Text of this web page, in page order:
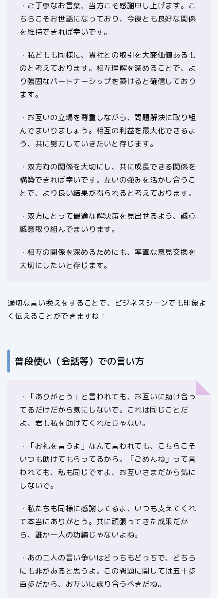
・ご丁寧なお言葉、当方こそ感謝申し上げます。こ
ちらこそお世話になっており、今後とも良好な関係
を維持できれば幸いです。
・私どもも同様に、貴社との取引を大変価値あるも
のと考えております。相互理解を深めることで、よ
り強固なパートナーシップを築けると確信しており
ます。
・お互いの立場を尊重しながら、問題解決に取り組
んでまいりましょう。相互の利益を最大化できるよ
う、共に努力していきたいと存じます。
・双方向の関係を大切にし、共に成長できる関係を
構築できれば幸いです。互いの強みを活かし合うこ
とで、より良い結果が得られると考えております。
・双方にとって最適な解決策を見出せるよう、誠心
誠意取り組んでまいります。
・相互の関係を深めるためにも、率直な意見交換を
大切にしたいと存じます。
適切な言い換えをすることで、ビジネスシーンでも印象よ
く伝えることができますね！
普段使い（会話等）での言い方
・「ありがとう」と言われても、お互いに助け合っ
てるだけだから気にしないで。これは同じことだ
よ、君も私を助けてくれたじゃない。
・「お礼を言うよ」なんて言われても、こちらこそ
いつも助けてもらってるから。「ごめんね」って言
われても、私も同じですよ、お互いさまだから気に
しないで。
・私たちも同様に感謝してるよ、いつも支えてくれ
て本当にありがとう。共に頑張ってきた成果だか
ら、誰か一人の功績じゃないよね。
・あの二人の言い争いはどっちもどっちで、どちら
にも非があると思うよ。この問題に関しては五十歩
百歩だから、お互いに譲り合うべきだね。